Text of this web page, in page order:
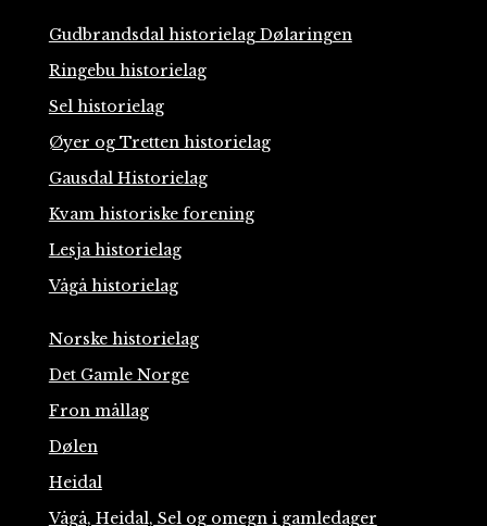
Gudbrandsdal historielag Dølaringen
Ringebu historielag
Sel historielag
Øyer og Tretten historielag
Gausdal Historielag
Kvam historiske forening
Lesja historielag
Vågå historielag
Norske historielag
Det Gamle Norge
Fron mållag
Dølen
Heidal
Vågå, Heidal, Sel og omegn i gamledager